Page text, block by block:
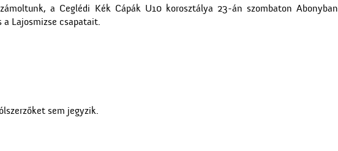
a Ceglédi Kék Cápák U10 korosztálya 23-án szombaton Abonyban
a Lajosmizse csapatait.
sem jegyzik.